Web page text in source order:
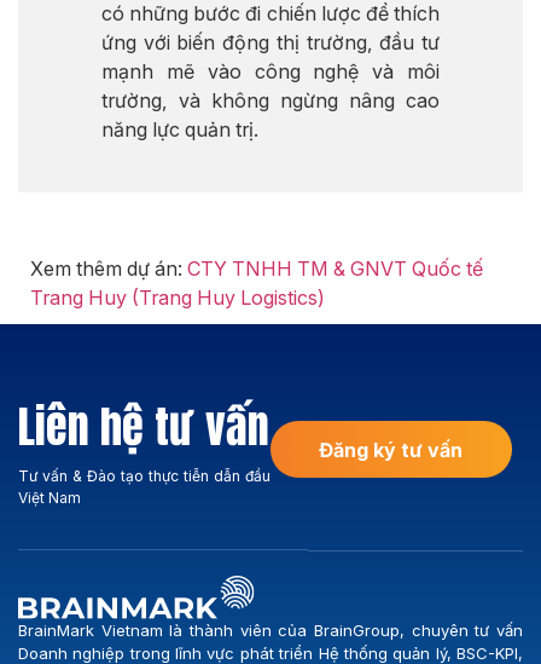
có những bước đi chiến lược để thích
ứng với biến động thị trường, đầu tư
mạnh mẽ vào công nghệ và môi
trường, và không ngừng nâng cao
năng lực quản trị.
Xem thêm dự án: CTY TNHH TM & GNVT Quốc tế
Trang Huy (Trang Huy Logistics)
Liên hệ tư vấn
Tư vấn & Đào tạo thực tiễn dẫn đầu
Việt Nam
Đăng ký tư vấn
BrainMark Vietnam là thành viên của BrainGroup, chuyên tư vấn
Doanh nghiệp trong lĩnh vực phát triển Hệ thống quản lý, BSC-KPI,